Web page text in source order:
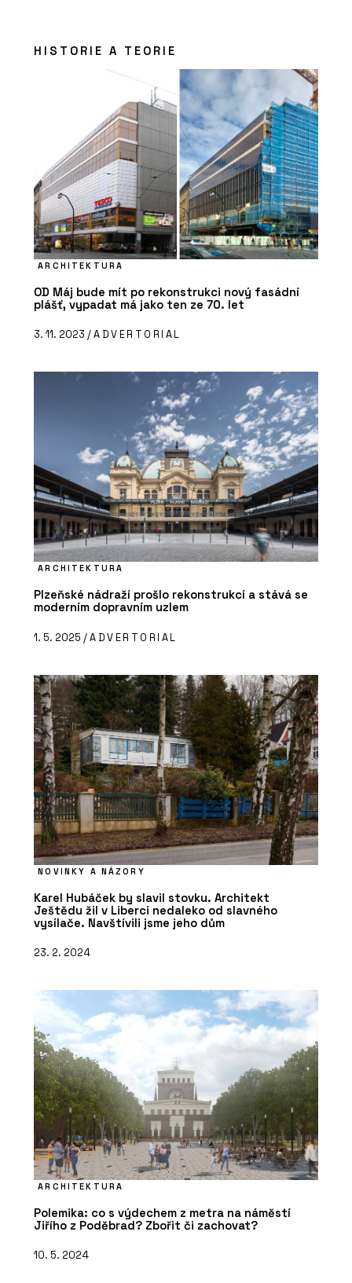
HISTORIE A TEORIE
ARCHITEKTURA
OD Máj bude mít po rekonstrukci nový fasádní
plášť, vypadat má jako ten ze 70. let
3. 11. 2023 /ADVERTORIAL
ARCHITEKTURA
Plzeňské nádraží prošlo rekonstrukcí a stává se
moderním dopravním uzlem
1. 5. 2025 /ADVERTORIAL
NOVINKY A NÁZORY
Karel Hubáček by slavil stovku. Architekt
Ještědu žil v Liberci nedaleko od slavného
vysílače. Navštívili jsme jeho dům
23. 2. 2024
ARCHITEKTURA
Polemika: co s výdechem z metra na náměstí
Jiřího z Poděbrad? Zbořit či zachovat?
10. 5. 2024